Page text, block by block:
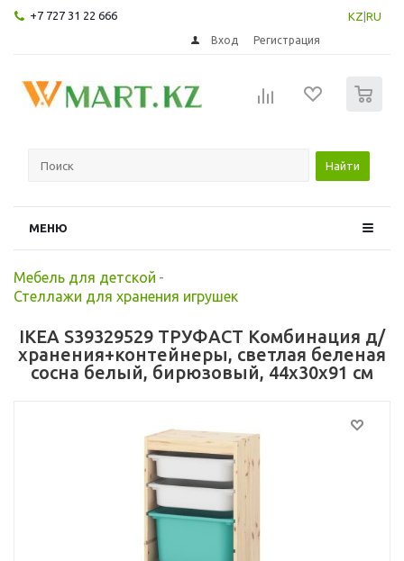
+7 727 31 22 666 KZ RU
Вход Регистрация
Найти
МЕНЮ
Мебель для детской -
Стеллажи для хранения игрушек
IKEA S39329529 ТРУФАСТ Комбинация д/
хранения+контейнеры, светлая беленая
сосна белый, бирюзовый, 44x30x91 см